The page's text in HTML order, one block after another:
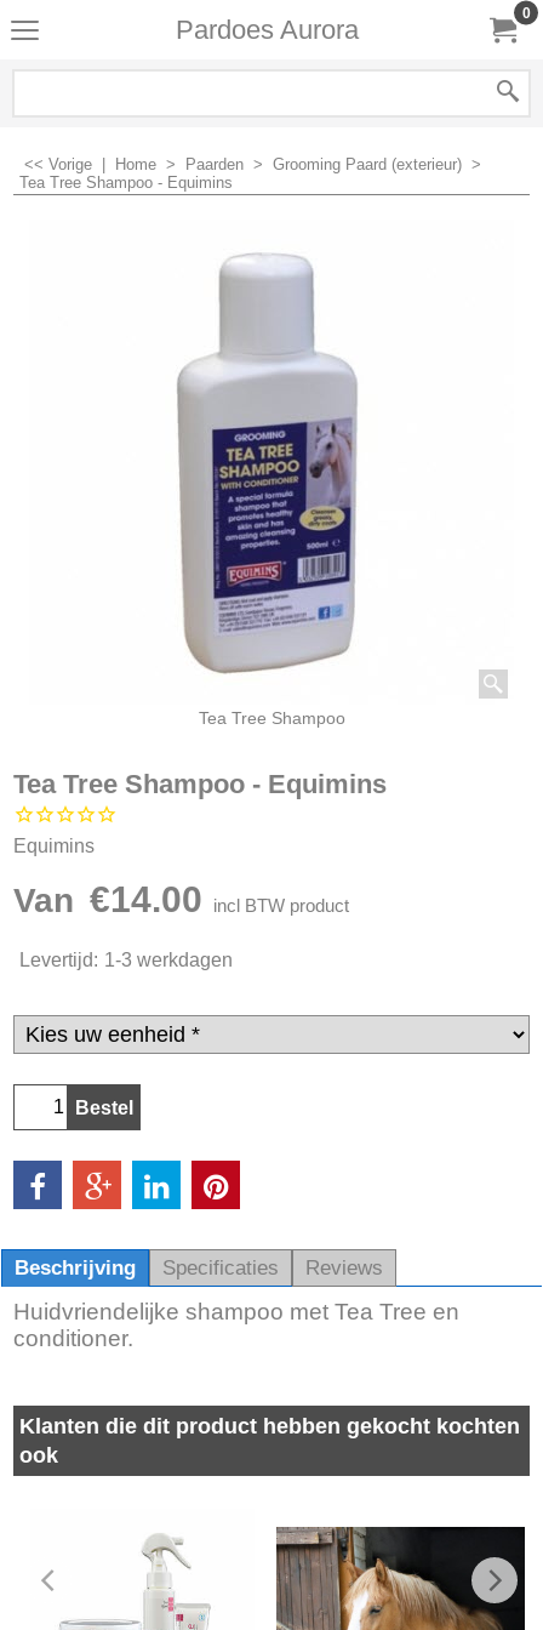
Pardoes Aurora
0
<< Vorige Home > Paarden > Grooming Paard (exterieur) >
Tea Tree Shampoo - Equimins
Tea Tree Shampoo
Tea Tree Shampoo - Equimins
Equimins
Van €14.00 incl BTW product
Levertijd: 1-3 werkdagen
Bestel
Beschrijving Specificaties Reviews
Huidvriendelijke shampoo met Tea Tree en
conditioner.
Klanten die dit product hebben gekocht kochten
ook